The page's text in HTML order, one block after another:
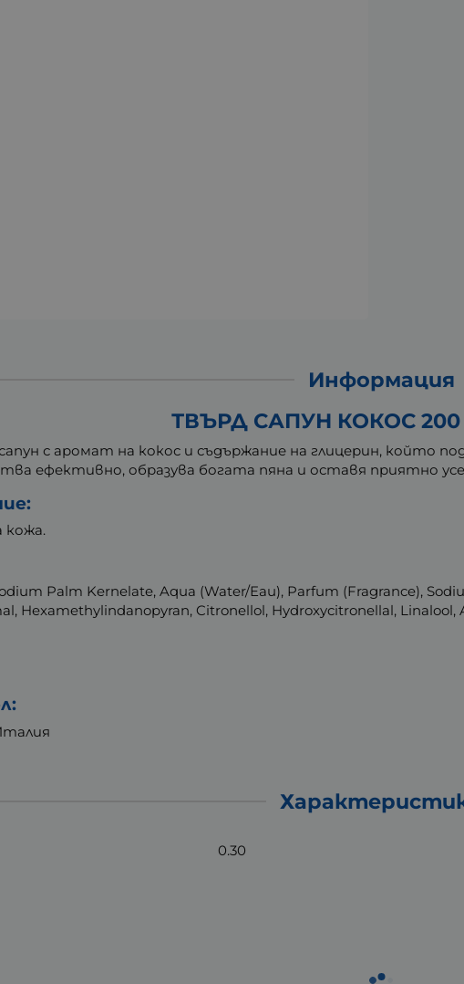
Информация
ТВЪРД САПУН КОКОС 200
с аромат на кокос и съдържание на глицерин, който
ефективно, образува богата пяна и оставя приятно
кожа.
Palm Kernelate, Aqua (Water/Eau), Parfum (Fragrance),
Hexamethylindanopyran, Citronellol, Hydroxycitronellal,
0.30